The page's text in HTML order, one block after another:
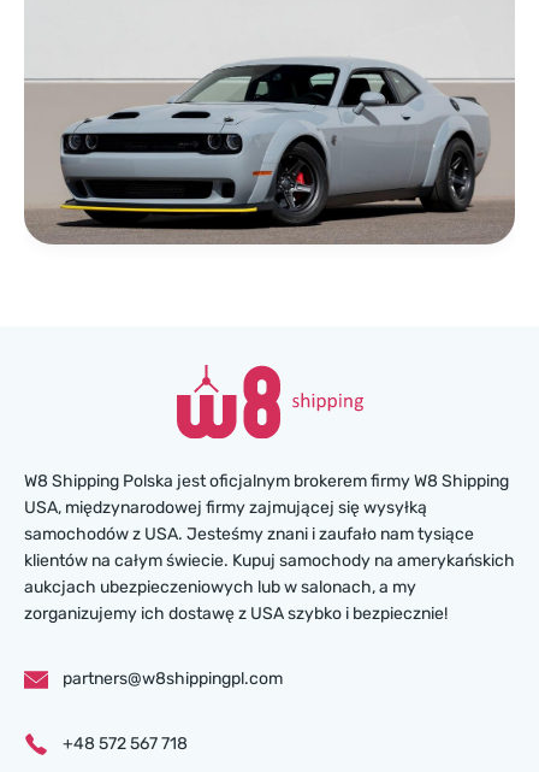
W8 Shipping Polska jest oficjalnym brokerem firmy W8 Shipping
USA, międzynarodowej firmy zajmującej się wysyłką
samochodów z USA. Jesteśmy znani i zaufało nam tysiące
klientów na całym świecie. Kupuj samochody na amerykańskich
aukcjach ubezpieczeniowych lub w salonach, a my
zorganizujemy ich dostawę z USA szybko i bezpiecznie!
partners@w8shippingpl.com
+48 572 567 718